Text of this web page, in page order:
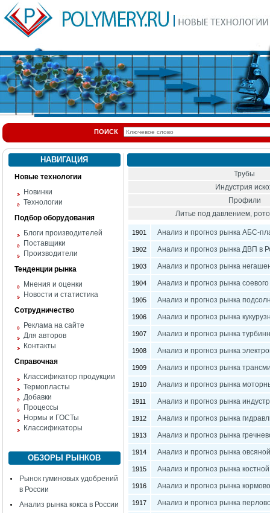
ПОИСК
НАВИГАЦИЯ
Новые технологии
Новинки
Технологии
Подбор оборудования
Блоги производителей
Поставщики
Производители
Тенденции рынка
Мнения и оценки
Новости и статистика
Сотрудничество
Реклама на сайте
Для авторов
Контакты
Справочная
Классификатор продукции
Термопласты
Добавки
Процессы
Нормы и ГОСТы
Классификаторы
ОБЗОРЫ РЫНКОВ
Рынок гуминовых удобрений
в России
Анализ рынка кокса в России
Трубы
Индустрия
Профили
Литье под давлением,
1901 Анализ и прогноз рынка АБС-
1902 Анализ и прогноз рынка ДВП в
1903 Анализ и прогноз рынка
1904 Анализ и прогноз рынка
1905 Анализ и прогноз рынка
1906 Анализ и прогноз рынка
1907 Анализ и прогноз рынка
1908 Анализ и прогноз рынка
1909 Анализ и прогноз рынка
1910 Анализ и прогноз рынка
1911 Анализ и прогноз рынка
1912 Анализ и прогноз рынка
1913 Анализ и прогноз рынка
1914 Анализ и прогноз рынка
1915 Анализ и прогноз рынка
1916 Анализ и прогноз рынка
1917 Анализ и прогноз рынка